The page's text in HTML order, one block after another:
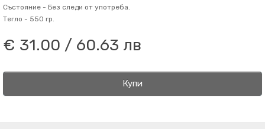
Състояние - Без следи от употреба.
Тегло - 550 гр.
€ 31.00 / 60.63 лв
Купи